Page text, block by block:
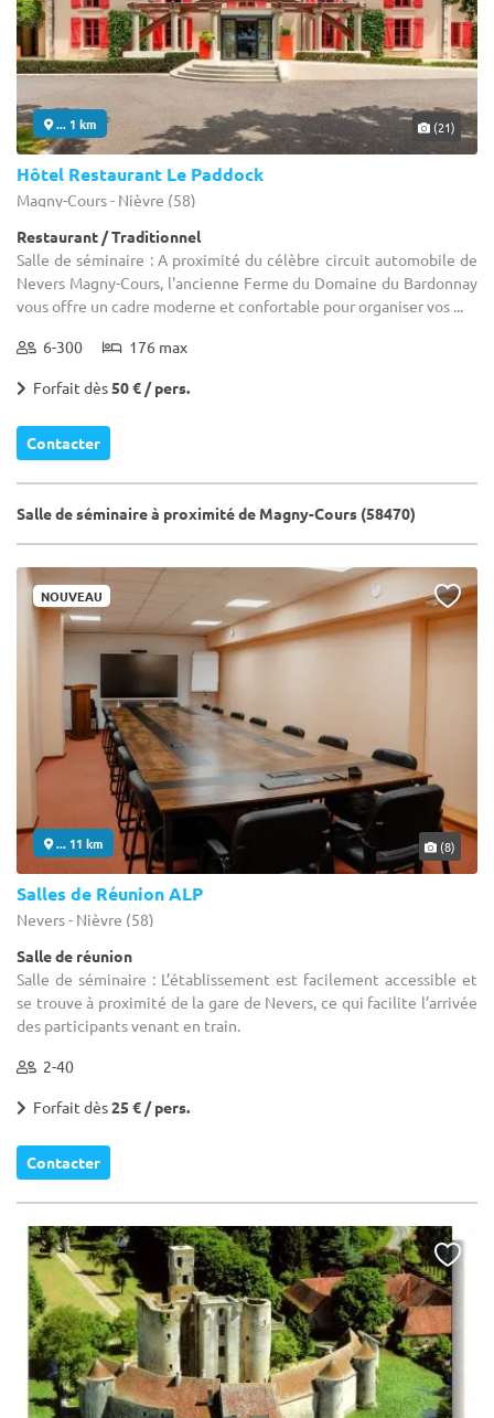
... 1 km (21)
Hôtel Restaurant Le Paddock
Magny-Cours - Nièvre (58)
Restaurant / Traditionnel
Salle de séminaire : A proximité du célèbre circuit automobile de
Nevers Magny-Cours, l'ancienne Ferme du Domaine du Bardonnay
vous offre un cadre moderne et confortable pour organiser vos ...
6-300 176 max
Forfait dès50 € / pers.
Contacter
Salle de séminaire à proximité de Magny-Cours (58470)
NOUVEAU
... 11 km (8)
Salles de Réunion ALP
Nevers - Nièvre (58)
Salle de réunion
Salle de séminaire : L’établissement est facilement accessible et
se trouve à proximité de la gare de Nevers, ce qui facilite l’arrivée
des participants venant en train.
2-40
Forfait dès25 € / pers.
Contacter